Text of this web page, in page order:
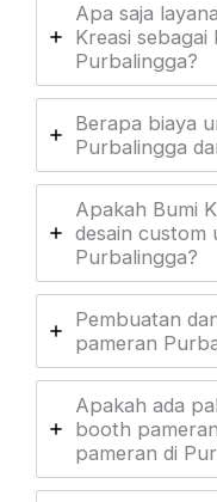
Apa saja
Kreasi
Purbalingga?
Berapa biaya
Purbalingga
Apakah Bumi
desain
Purbalingga?
Pembuatan
pameran
Apakah ada
booth
pameran di